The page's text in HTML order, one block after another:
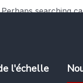
searching
l'échelle